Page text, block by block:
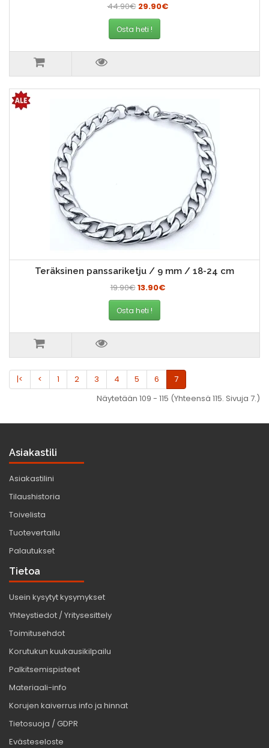
44.90€ 29.90€
Osta heti !
Teräksinen panssariketju / 9 mm / 18-24 cm
19.90€13.90€
Osta heti !
|< < 1 2 3 4 5 6
7
Näytetään 109 - 115 (Yhteensä 115. Sivuja 7.)
Asiakastili
Asiakastilini
Tilaushistoria
Toivelista
Tuotevertailu
Palautukset
Tietoa
Usein kysytyt kysymykset
Yhteystiedot / Yritysesittely
Toimitusehdot
Korutukun kuukausikilpailu
Palkitsemispisteet
Materiaali-info
Korujen kaiverrus info ja hinnat
Tietosuoja / GDPR
Evästeseloste